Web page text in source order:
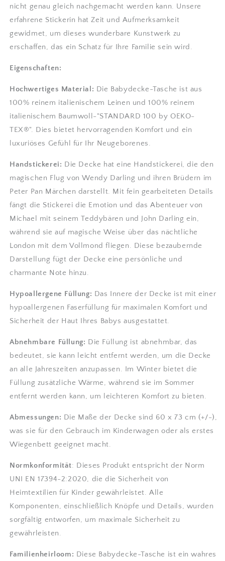
nicht genau gleich nachgemacht werden kann. Unsere
erfahrene Stickerin hat Zeit und Aufmerksamkeit
gewidmet, um dieses wunderbare Kunstwerk zu
erschaffen, das ein Schatz für Ihre Familie sein wird.
Eigenschaften:
Hochwertiges Material: Die Babydecke-Tasche ist aus
100% reinem italienischem Leinen und 100% reinem
italienischem Baumwoll-"STANDARD 100 by OEKO-
TEX®". Dies bietet hervorragenden Komfort und ein
luxuriöses Gefühl für Ihr Neugeborenes.
Handstickerei: Die Decke hat eine Handstickerei, die den
magischen Flug von Wendy Darling und ihren Brüdern im
Peter Pan Märchen darstellt. Mit fein gearbeiteten Details
fängt die Stickerei die Emotion und das Abenteuer von
Michael mit seinem Teddybären und John Darling ein,
während sie auf magische Weise über das nächtliche
London mit dem Vollmond fliegen. Diese bezaubernde
Darstellung fügt der Decke eine persönliche und
charmante Note hinzu.
Hypoallergene Füllung: Das Innere der Decke ist mit einer
hypoallergenen Faserfüllung für maximalen Komfort und
Sicherheit der Haut Ihres Babys ausgestattet.
Abnehmbare Füllung: Die Füllung ist abnehmbar, das
bedeutet, sie kann leicht entfernt werden, um die Decke
an alle Jahreszeiten anzupassen. Im Winter bietet die
Füllung zusätzliche Wärme, während sie im Sommer
entfernt werden kann, um leichteren Komfort zu bieten.
Abmessungen: Die Maße der Decke sind 60 x 73 cm (+/-),
was sie für den Gebrauch im Kinderwagen oder als erstes
Wiegenbett geeignet macht.
Normkonformität: Dieses Produkt entspricht der Norm
UNI EN 17394-2:2020, die die Sicherheit von
Heimtextilien für Kinder gewährleistet. Alle
Komponenten, einschließlich Knöpfe und Details, wurden
sorgfältig entworfen, um maximale Sicherheit zu
gewährleisten.
Familienheirloom: Diese Babydecke-Tasche ist ein wahres